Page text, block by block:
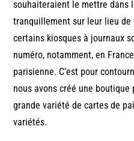
souhaiteraient le mettre dans
tranquillement sur leur lieu de
certains kiosques à journaux
numéro, notamment, en
parisienne. C’est pour
nous avons créé une
grande variété de cartes de
variétés.